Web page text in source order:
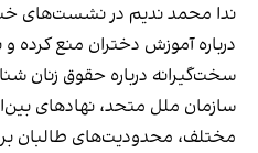
ندا محمد ندیم در نشست‌های
درباره آموزش دختران منع کرده
سخت‌گیرانه درباره حقوق زنان
سازمان ملل متحد، نهادهای
مختلف، محدودیت‌های طالبان بر